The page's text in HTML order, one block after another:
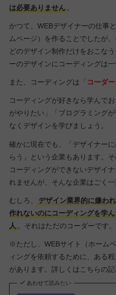
は必要ありません。
かつて、WEBデザイナーの仕事
ムページ）を作ることでしたが
どのデザイン制作だけをおこな
ーのデザインにコーディングは一
また、コーディングは「 コーダー
コーディングが好きなら学んで
がやりたい」「プログラミング
なくデザインを学びましょう。
確かに現在でも、「デザイナー
らう」という企業もあります。
コーディングができないデザイ
れませんが、そんな企業はごく
むしろ、
デザイン業界的に嫌わ
作れないのにコーディングを学
人。それはただのコーダーです。
※ただし、WEBサイト（ホーム
ィングを依頼するために、ある
があります。詳しくはこちらの記
あわせて読みたい